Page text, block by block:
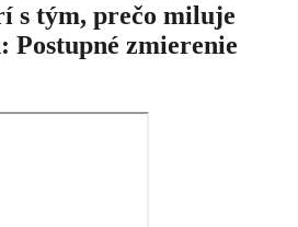
s tým, prečo miluje
Postupné zmierenie